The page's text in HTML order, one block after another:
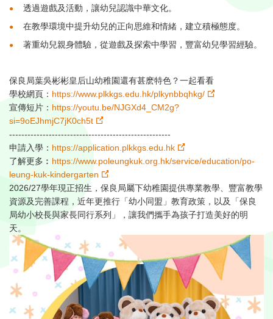
透過遊戲及活動，讓幼兒認識中華文化。⁣
在教學環境中提升幼兒的正向思維和情緒，建立積極態度。⁣
著重幼兒親身體驗，從遊戲及探索中學習，豐富幼兒學習經驗。⁣
保良局葉吳彬彬皇后山幼稚園還有甚麽特色？一起看看⁣
學校網頁： https://www.plkkgs.edu.hk/plkynbbqhkg/
宣傳短片： https://youtu.be/NJGXd4_CM2g?
si=9oEJhmjC7jK0ch5t
-----------------------------------------------------⁣
申請入學： https://application.plkkgs.edu.hk
了解更多︰ https://www.poleungkuk.org.hk/service/education/po-
leung-kuk-kindergarten
2026/27學年現正招生，保良局屬下幼稚園提供專業教學、豐富教學
資源及完善課程，近年更推行「幼小同盟」教育政策，以及「保良
局幼小校長與家長同行系列」，讓我們攜手為孩子打造美好的明
天。⁣